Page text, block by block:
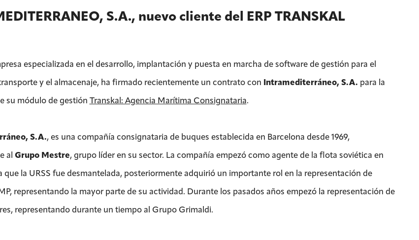
S.A., nuevo cliente del ERP TRANSKAL
especializada en el desarrollo, implantación y puesta en marcha de software de gestión para el
y el almacenaje, ha firmado recientemente un contrato con Intramediterráneo, S.A. para la
su módulo de gestión Transkal: Agencia Marítima Consignataria.
S.A., es una compañía consignataria de buques establecida en Barcelona desde 1969,
al Grupo Mestre, grupo líder en su sector. La compañía empezó como agente de la flota soviética en
que la URSS fue desmantelada, posteriormente adquirió un importante rol en la representación de
representando la mayor parte de su actividad. Durante los pasados años empezó la representación de
representando durante un tiempo al Grupo Grimaldi.